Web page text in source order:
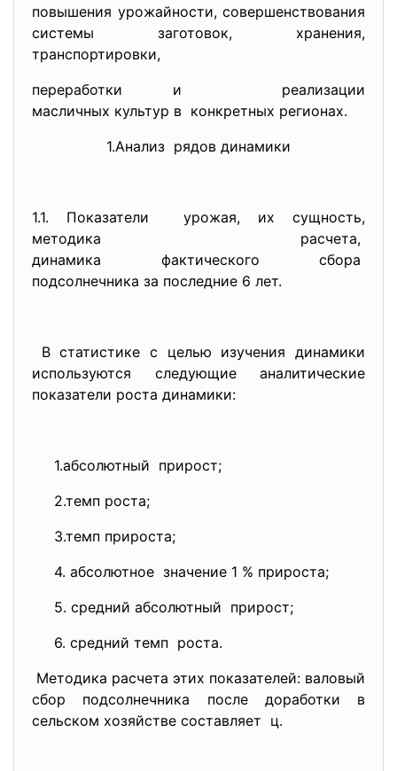
повышения урожайности, совершенствования
системы заготовок, хранения,
транспортировки,
переработки и реализации
масличных культур в конкретных регионах.
1.Анализ рядов динамики
1.1. Показатели урожая, их сущность,
методика расчета,
динамика фактического сбора
подсолнечника за последние 6 лет.
В статистике с целью изучения динамики
используются следующие аналитические
показатели роста динамики:
1.абсолютный прирост;
2.темп роста;
3.темп прироста;
4. абсолютное значение 1 % прироста;
5. средний абсолютный прирост;
6. средний темп роста.
Методика расчета этих показателей: валовый
сбор подсолнечника после доработки в
сельском хозяйстве составляет ц.